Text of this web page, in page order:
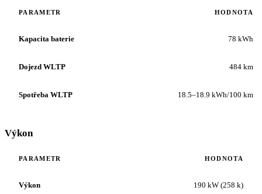
PARAMETR HODNOTA
Kapacita baterie 78 kWh
Dojezd WLTP 484 km
Spotřeba WLTP 18.5–18.9 kWh/100 km
Výkon
PARAMETR HODNOTA
Výkon 190 kW (258 k)